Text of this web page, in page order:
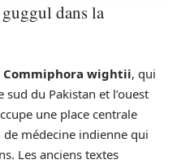
dans la
Commiphora wightii, qui
du Pakistan et l’ouest
une place centrale
médecine indienne qui
Les anciens textes